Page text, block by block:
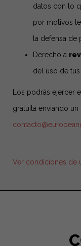
datos con lo
por motivos
la defensa de
Derecho a
del uso de tus
Los podrás ejercer
gratuita enviando
Ver condiciones de